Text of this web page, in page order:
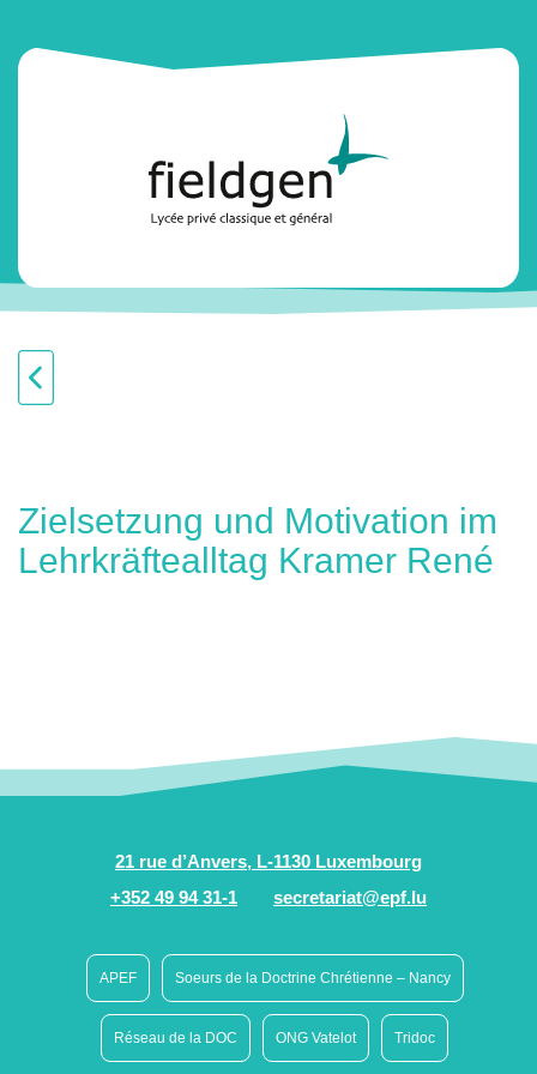
Zielsetzung und Motivation im
Lehrkräftealltag Kramer René
21 rue d’Anvers, L-1130 Luxembourg
+352 49 94 31-1
secretariat@epf.lu
APEF Soeurs de la Doctrine Chrétienne – Nancy
Réseau de la DOC ONG Vatelot Tridoc